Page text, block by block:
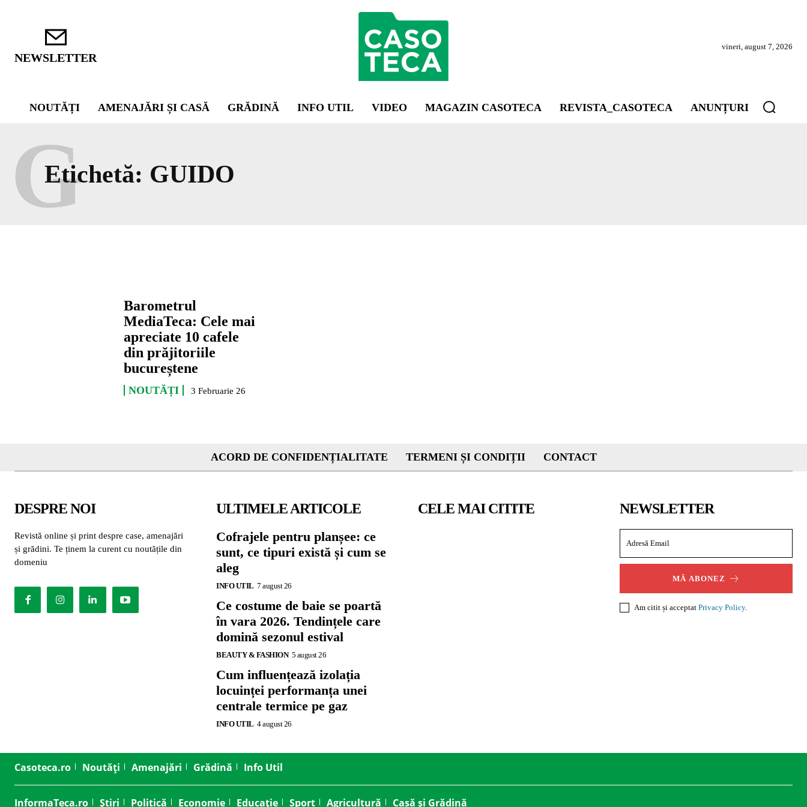
NEWSLETTER
vineri, august 7, 2026
NOUTĂȚI AMENAJĂRI ȘI CASĂ GRĂDINĂ INFO UTIL VIDEO MAGAZIN CASOTECA REVISTA_CASOTECA ANUNȚURI
Etichetă: GUIDO
G
Barometrul
MediaTeca: Cele mai
apreciate 10 cafele
din prăjitoriile
bucureștene
NOUTĂȚI 3 Februarie 26
ACORD DE CONFIDENȚIALITATE TERMENI ȘI CONDIȚII CONTACT
DESPRE NOI
Revistă online și print despre case, amenajări
și grădini. Te ținem la curent cu noutățile din
domeniu
ULTIMELE ARTICOLE
Cofrajele pentru planșee: ce
sunt, ce tipuri există și cum se
aleg
INFO UTIL 7 august 26
Ce costume de baie se poartă
în vara 2026. Tendințele care
domină sezonul estival
BEAUTY & FASHION 5 august 26
Cum influențează izolația
locuinței performanța unei
centrale termice pe gaz
INFO UTIL 4 august 26
CELE MAI CITITE NEWSLETTER
MĂ ABONEZ
Am citit și acceptat Privacy Policy.
Casoteca.ro Noutăți Amenajări Grădină Info Util
InformaTeca.ro Știri Politică Economie Educație Sport Agricultură Casă și Grădină